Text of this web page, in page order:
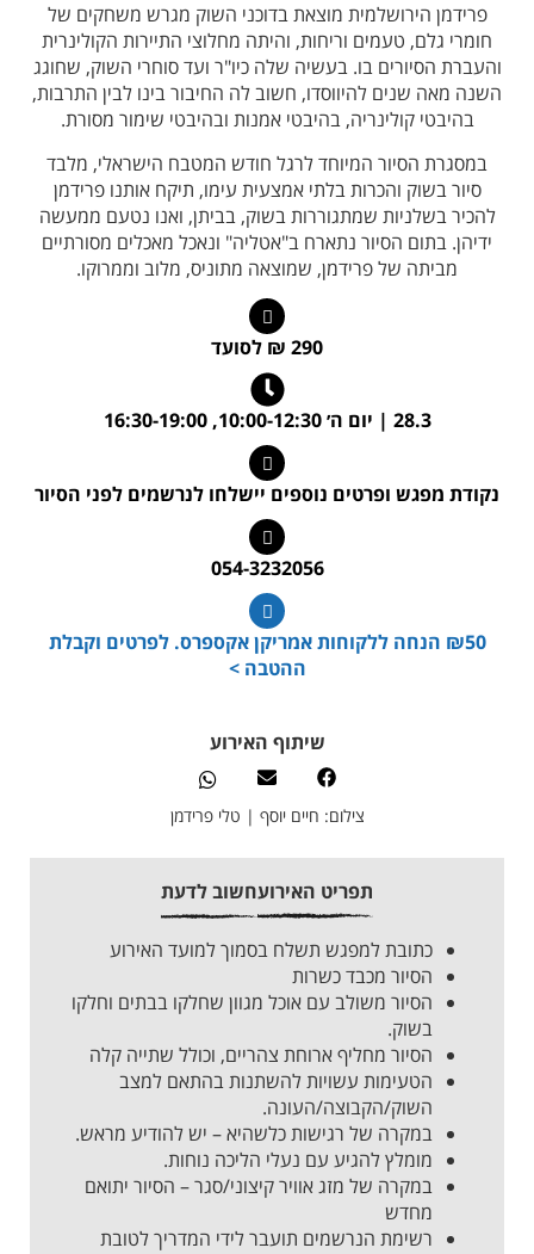
פרידמן הירושלמית מוצאת בדוכני השוק מגרש משחקים של
חומרי גלם, טעמים וריחות, והיתה מחלוצי התיירות הקולינרית
והעברת הסיורים בו. בעשיה שלה כיו"ר ועד סוחרי השוק, שחוגג
השנה מאה שנים להיווסדו, חשוב לה החיבור בינו לבין התרבות,
בהיבטי קולינריה, בהיבטי אמנות ובהיבטי שימור מסורת.
במסגרת הסיור המיוחד לרגל חודש המטבח הישראלי, מלבד
סיור בשוק והכרות בלתי אמצעית עימו, תיקח אותנו פרידמן
להכיר בשלניות שמתגוררות בשוק, בביתן, ואנו נטעם ממעשה
ידיהן. בתום הסיור נתארח ב"אטליה" ונאכל מאכלים מסורתיים
מביתה של פרידמן, שמוצאה מתוניס, מלוב וממרוקו.
290 ₪ לסועד
28.3 | יום ה׳ 10:00-12:30, 16:30-19:00
נקודת מפגש ופרטים נוספים יישלחו לנרשמים לפני הסיור
054-3232056
₪50 הנחה ללקוחות אמריקן אקספרס. לפרטים וקבלת
ההטבה >
שיתוף האירוע
צילום: חיים יוסף | טלי פרידמן
תפריט האירועחשוב לדעת
כתובת למפגש תשלח בסמוך למועד האירוע
הסיור מכבד כשרות
הסיור משולב עם אוכל מגוון שחלקו בבתים וחלקו
בשוק.
הסיור מחליף ארוחת צהריים, וכולל שתייה קלה
הטעימות עשויות להשתנות בהתאם למצב
השוק/הקבוצה/העונה.
במקרה של רגישות כלשהיא – יש להודיע מראש.
מומלץ להגיע עם נעלי הליכה נוחות.
במקרה של מזג אוויר קיצוני/סגר – הסיור יתואם
מחדש
רשימת הנרשמים תועבר לידי המדריך לטובת